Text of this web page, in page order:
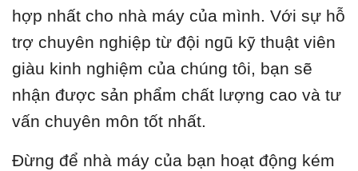
hợp nhất cho nhà máy của mình. Với sự hỗ
trợ chuyên nghiệp từ đội ngũ kỹ thuật viên
giàu kinh nghiệm của chúng tôi, bạn sẽ
nhận được sản phẩm chất lượng cao và tư
vấn chuyên môn tốt nhất.
Đừng để nhà máy của bạn hoạt động kém